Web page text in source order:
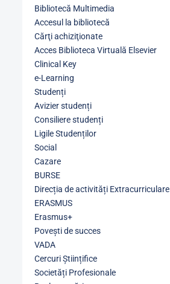
Bibliotecă Multimedia
Accesul la bibliotecă
Cărţi achiziţionate
Acces Biblioteca Virtuală Elsevier
Clinical Key
e-Learning
Studenți
Avizier studenți
Consiliere studenți
Ligile Studenților
Social
Cazare
BURSE
Direcția de activități Extracurriculare
ERASMUS
Erasmus+
Povești de succes
VADA
Cercuri Științifice
Societăți Profesionale